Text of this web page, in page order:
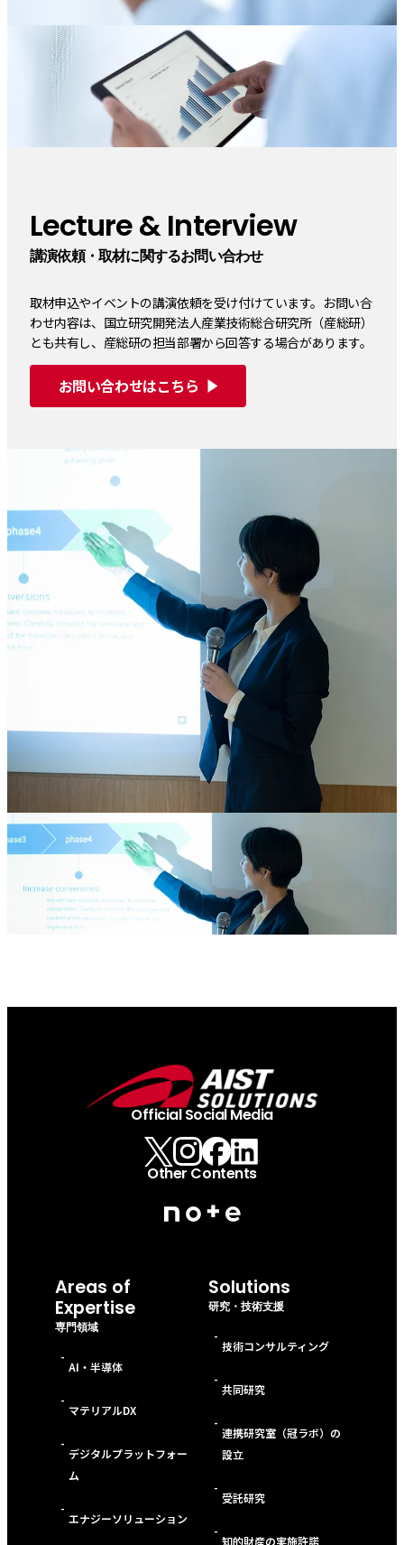
Lecture & Interview
講演依頼・取材に関するお問い合わせ
取材申込やイベントの講演依頼を受け付けています。お問い合
わせ内容は、国立研究開発法人産業技術総合研究所（産総研）
とも共有し、産総研の担当部署から回答する場合があります。
お問い合わせはこちら
Official Social Media
Other Contents
Areas of
Expertise
専門領域
-
AI・半導体
-
マテリアルDX
-
デジタルプラットフォー
ム
-
エナジーソリューション
Solutions
研究・技術支援
-
技術コンサルティング
-
共同研究
-
連携研究室（冠ラボ）の
設立
-
受託研究
-
知的財産の実施許諾